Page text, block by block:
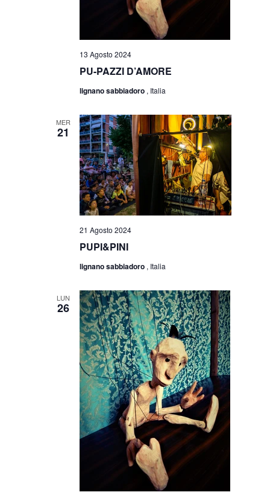
PU-PAZZI D’AMORE
13 Agosto 2024
lignano sabbiadoro , Italia
MER
21
PUPI&PINI
21 Agosto 2024
lignano sabbiadoro , Italia
LUN
26